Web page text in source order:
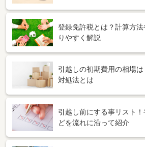
登録免許税とは？計算方
りやすく解説
引越しの初期費用の相場
対処法とは
引越し前にする事リスト
どを流れに沿って紹介